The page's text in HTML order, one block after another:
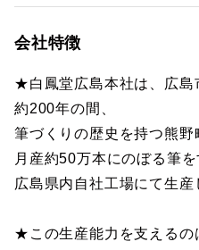
会社特徴
★白鳳堂広島本社は、広島
約200年の間、
筆づくりの歴史を持つ熊野
月産約50万本にのぼる筆を
広島県内自社工場にて生産
★この生産能力を支えるの